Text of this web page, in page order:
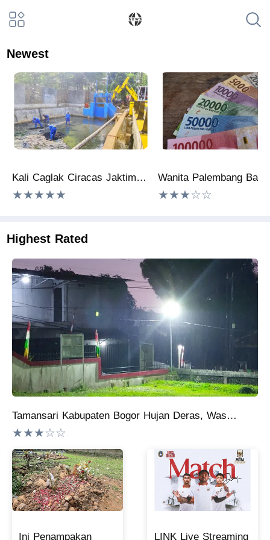
Newest
Kali Caglak Ciracas Jaktim Dikeruk, 12 Meter Kubik Sedimen Lumpur Diangkut
★★★★★ ★★★☆☆
Highest Rated
Tamansari Kabupaten Bogor Hujan Deras, Waspada Hujan Terus Mengguyur Sampai Pukul 20.00 WIB
★★★☆☆
Ini Penampakan
LINK Live Streaming